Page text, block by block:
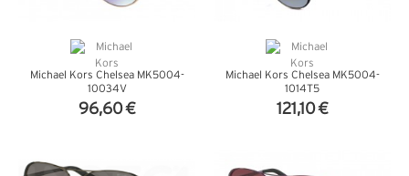
Michael Kors Chelsea MK5004-
10034V
96,60 €
Michael Kors Chelsea MK5004-
1014T5
121,10 €